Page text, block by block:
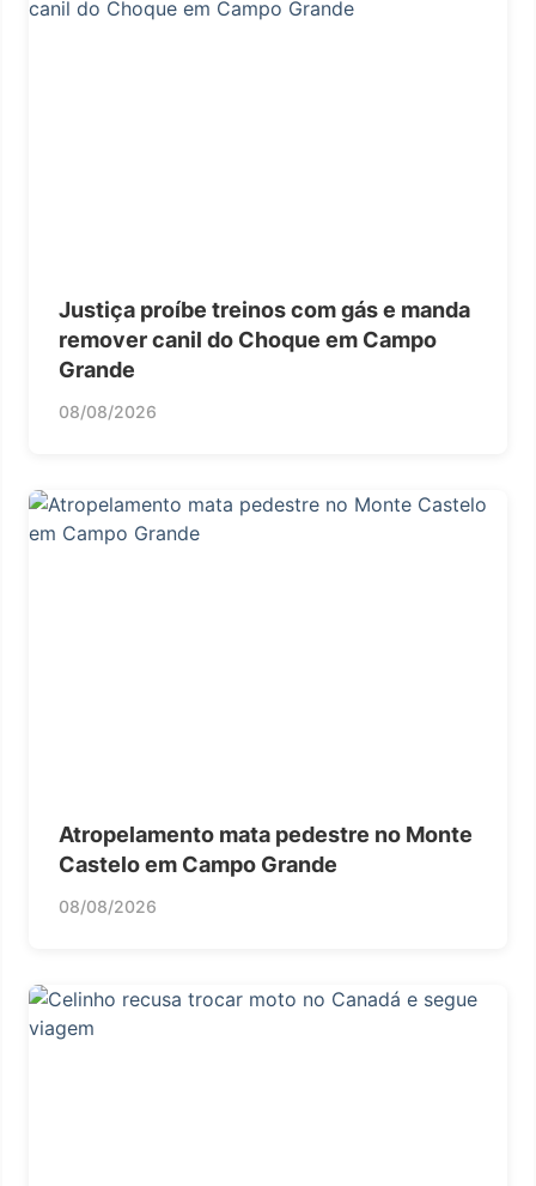
Justiça proíbe treinos com gás e manda
remover canil do Choque em Campo
Grande
08/08/2026
Atropelamento mata pedestre no Monte
Castelo em Campo Grande
08/08/2026